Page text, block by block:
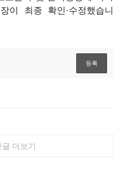
이 최종 확인·수정했습니
글 더보기